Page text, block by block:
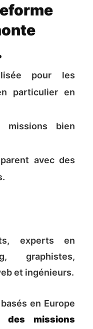
pour les
particulier en
bien
avec des
experts en
graphistes,
et ingénieurs.
en Europe
des missions